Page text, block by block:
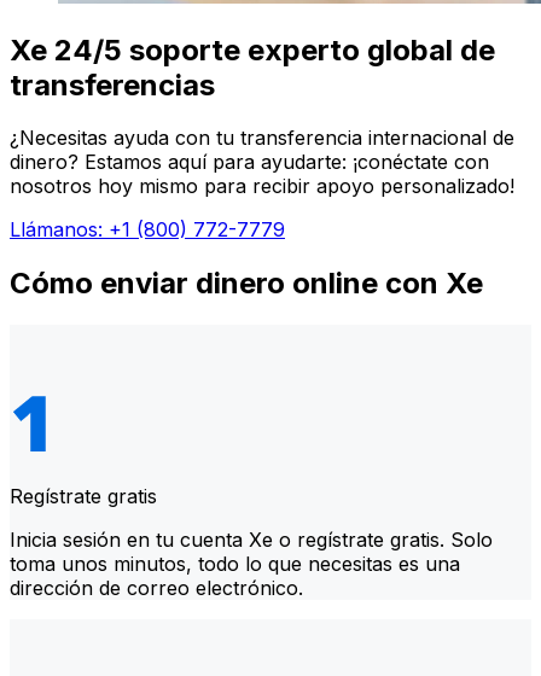
Xe 24/5 soporte experto global de
transferencias
¿Necesitas ayuda con tu transferencia internacional de
dinero? Estamos aquí para ayudarte: ¡conéctate con
nosotros hoy mismo para recibir apoyo personalizado!
Llámanos: +1 (800) 772-7779
Cómo enviar dinero online con Xe
Regístrate gratis
Inicia sesión en tu cuenta Xe o regístrate gratis. Solo
toma unos minutos, todo lo que necesitas es una
dirección de correo electrónico.